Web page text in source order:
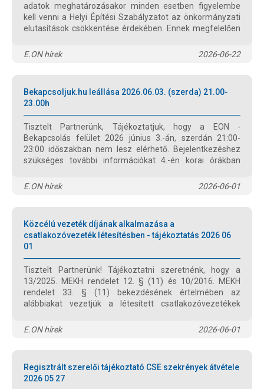
adatok meghatározásakor minden esetben figyelembe
kell venni a Helyi Építési Szabályzatot az önkormányzati
elutasítások csökkentése érdekében. Ennek megfelelően
E.ON hírek
2026-06-22
Bekapcsoljuk.hu leállása 2026.06.03. (szerda) 21.00-
23.00h
Tisztelt Partnerünk, Tájékoztatjuk, hogy a EON -
Bekapcsolás felület 2026 június 3.-án, szerdán 21:00-
23:00 időszakban nem lesz elérhető. Bejelentkezéshez
szükséges további információkat 4.-én korai órákban
rendszer
E.ON hírek 2026-06-01
Közcélú vezeték díjának alkalmazása a
csatlakozóvezeték létesítésben - tájékoztatás 2026 06
01
Tisztelt Partnerünk! Tájékoztatni szeretnénk, hogy a
13/2025. MEKH rendelet 12. § (11) és 10/2016. MEKH
rendelet 33. § (11) bekezdésének értelmében az
alábbiakat vezetjük a létesített csatlakozóvezetékek
közcélú vezeték díj megállapítását módosítja.
E.ON hírek 2026-06-01
Regisztrált szerelői tájékoztató CSE szekrények átvétele
2026 05 27